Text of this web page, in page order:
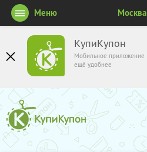
КупиКупон
Мобильное приложение
ещё удобнее
Меню Москва